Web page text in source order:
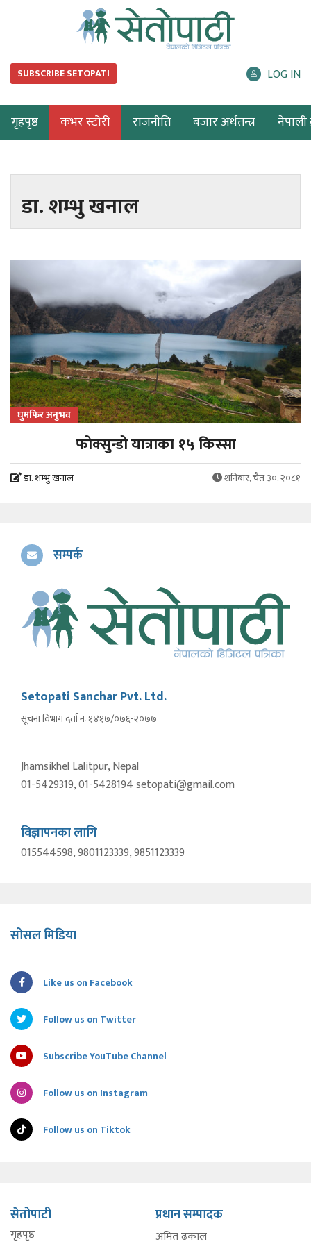
SUBSCRIBE SETOPATI LOG IN
गृहपृष्ठ कभर स्टोरी राजनीति बजार अर्थतन्त्र नेपाली
डा. शम्भु खनाल
घुमफिर अनुभव
फोक्सुन्डो यात्राका १५ किस्सा
डा. शम्भु खनाल शनिबार, चैत ३०, २०८१
सम्पर्क
Setopati Sanchar Pvt. Ltd.
सूचना विभाग दर्ता नंः १४१७/०७६-२०७७
Jhamsikhel Lalitpur, Nepal
01-5429319, 01-5428194 setopati@gmail.com
विज्ञापनका लागि
015544598, 9801123339, 9851123339
सोसल मिडिया
Like us on Facebook
Follow us on Twitter
Subscribe YouTube Channel
Follow us on Instagram
Follow us on Tiktok
सेतोपाटी
गृहपृष्ठ
प्रधान सम्पादक
अमित ढकाल